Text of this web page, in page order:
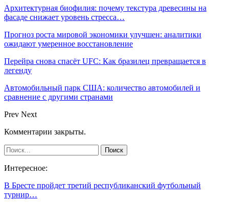
Архитектурная биофилия: почему текстура древесины на
фасаде снижает уровень стресса…
Прогноз роста мировой экономики улучшен: аналитики
ожидают умеренное восстановление
Перейра снова спасёт UFC: Как бразилец превращается в
легенду
Автомобильный парк США: количество автомобилей и
сравнение с другими странами
Prev Next
Комментарии закрыты.
Интересное:
В Бресте пройдет третий республиканский футбольный
турнир…